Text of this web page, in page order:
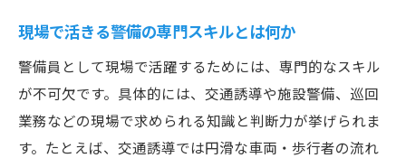
現場で活きる警備の専門スキルとは何か
警備員として現場で活躍するためには、専門的なスキル
が不可欠です。具体的には、交通誘導や施設警備、巡回
業務などの現場で求められる知識と判断力が挙げられま
す。たとえば、交通誘導では円滑な車両・歩行者の流れ